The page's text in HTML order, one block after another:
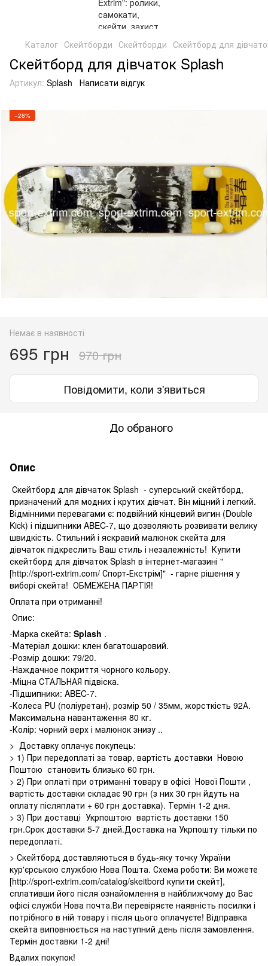
Каталог Скейтборди Скейтборди Скейтборд для
Скейтборд для дівчаток Splash
Артикул: Splash Написати відгук
−28%
Немає в наявності
695 грн 970 грн
Повідомити, коли з'явиться
До обраного
Опис
Скейтборд для дівчаток Splash - суперський скейтборд,
призначений для модних і крутих дівчат. Він міцний і легкий.
Відмінними перевагами є: подвійний кінцевий вигин (Double
Kick) і підшипники ABEC-7, що дозволяють розвивати велику
швидкість. Стильний і яскравий малюнок скейта для
дівчаток підкреслить Ваш стиль і незалежність! Купити
скейтборд для дівчаток Splash в інтернет-магазині "
[http://sport-extrim.com/ Спорт-Екстрім]" - гарне рішення у
виборі скейта! ОБМЕЖЕНА ПАРТІЯ!
Оплата при отриманні!
Опис:
-Марка скейта: Splash .
-Матеріал дошки: клен багатошаровий.
-Розмір дошки: 79/20.
-Наждачное покриття чорного кольору.
-Міцна СТАЛЬНАЯ підвіска.
-Підшипники: ABEC-7.
-Колеса PU (поліуретан), розмір 50 / 35мм, жорсткість 92А.
Максимальна навантаження 80 кг.
-Колір: чорний верх і малюнок знизу ..
> Доставку оплачує покупець:
> 1) При передоплаті за товар, вартість доставки Новою
Поштою становить близько 60 грн.
> 2) При оплаті при отриманні товару в офісі Нової Пошти ,
вартість доставки складає 90 грн (з них 30 грн йдуть на
оплату післяплати + 60 грн доставка). Термін 1-2 дня.
> 3) При доставці Укрпоштою вартість доставки 150
грн.Срок доставки 5-7 дней.Доставка на Укрпошту тільки по
передоплаті.
> Скейтборд доставляються в будь-яку точку України
кур'єрською службою Нова Пошта. Схема роботи: Ви можете
[http://sport-extrim.com/catalog/skeitbord купити скейт],
сплативши його після ознайомлення в найближчому до Вас
офісі служби Нова почта.Ви перевіряєте наявність посилки і
потрібного в ній товару і після цього оплачуєте! Відправка
скейта виповнюється на наступний день після замовлення.
Термін доставки 1-2 дні!
Вдалих покупок!